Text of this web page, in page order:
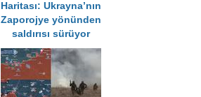
Haritası: Ukrayna’nın
Zaporojye yönünden
saldırısı sürüyor